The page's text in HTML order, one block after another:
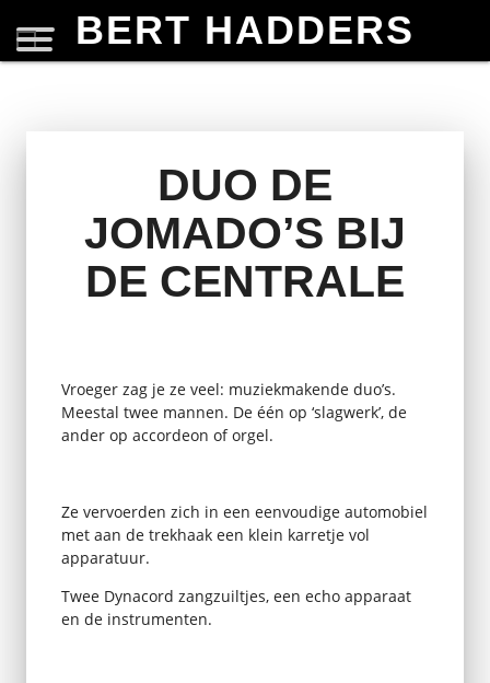
BERT HADDERS
DUO DE
JOMADO’S BIJ
DE CENTRALE
Vroeger zag je ze veel: muziekmakende duo’s.
Meestal twee mannen. De één op ‘slagwerk’, de
ander op accordeon of orgel.
Ze vervoerden zich in een eenvoudige automobiel
met aan de trekhaak een klein karretje vol
apparatuur.
Twee Dynacord zangzuiltjes, een echo apparaat
en de instrumenten.